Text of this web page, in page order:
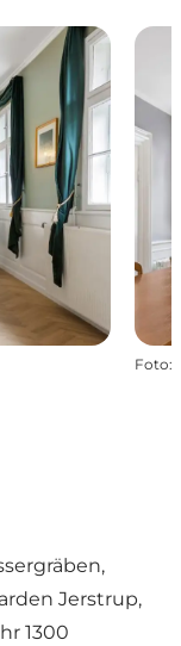
Foto:
Jerstrup,
1300